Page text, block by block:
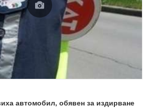
автомобил, обявен за издирване